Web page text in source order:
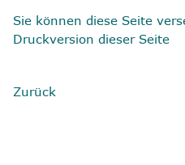
Sie können diese Seite
Druckversion dieser Seite
Zurück